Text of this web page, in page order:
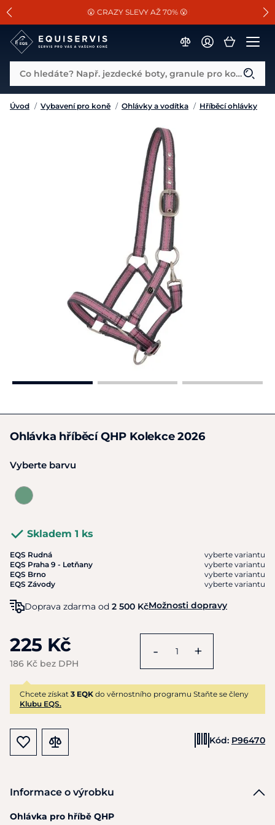
SLEVA 13% na vše od Cassini!
😮 CRAZY SLEVY AŽ 70% 😮
📐Pasování a doplňky k vybraným sedlům ZDARMA 🐴
Co hledáte? Např. jezdecké boty, granule pro koně...
Úvod / Vybavení pro koně / Ohlávky a vodítka / Hříběcí ohlávky
Ohlávka hříběcí QHP Kolekce 2026
Vyberte barvu
Skladem 1 ks
EQS Rudná
vyberte variantu
EQS Praha 9 - Letňany
vyberte variantu
EQS Brno
vyberte variantu
EQS Závody
vyberte variantu
Doprava zdarma od 2 500 KčMožnosti dopravy
225 Kč
186 Kč bez DPH
- +
Chcete získat 3 EQK do věrnostního programu Staňte se členy
Klubu EQS.
Kód: P96470
Informace o výrobku
Ohlávka pro hříbě QHP